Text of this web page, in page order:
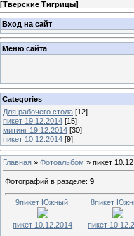
[Тверские Тигрицы]
Вход на сайт
Меню сайта
Categories
Для рабочего стола [12]
пикет 19.12.2014 [15]
митинг 19.12.2014 [30]
пикет 10.12.2014 [9]
Главная » Фотоальбом » пикет
Фотографий в разделе: 9
9пикет Южный
пикет 10.12.2014
8пикет
пикет